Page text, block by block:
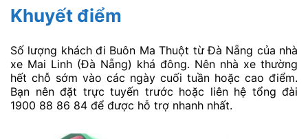
Khuyết điểm
Số lượng khách đi Buôn Ma Thuột từ Đà Nẵng của nhà
xe Mai Linh (Đà Nẵng) khá đông. Nên nhà xe thường
hết chỗ sớm vào các ngày cuối tuần hoặc cao điểm.
Bạn nên đặt trực tuyến trước hoặc liên hệ tổng đài
1900 88 86 84 để được hỗ trợ nhanh nhất.